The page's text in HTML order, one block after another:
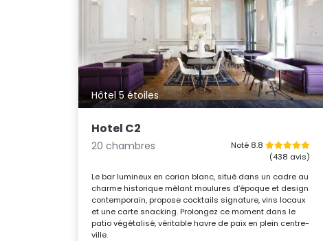
Hôtel 5 étoiles
Hotel C2
20 chambres
Noté 8.8
(438 avis)
Le bar lumineux en corian blanc, situé dans un cadre au
charme historique mêlant moulures d’époque et design
contemporain, propose cocktails signature, vins locaux
et une carte snacking. Prolongez ce moment dans le
patio végétalisé, véritable havre de paix en plein centre-
ville.